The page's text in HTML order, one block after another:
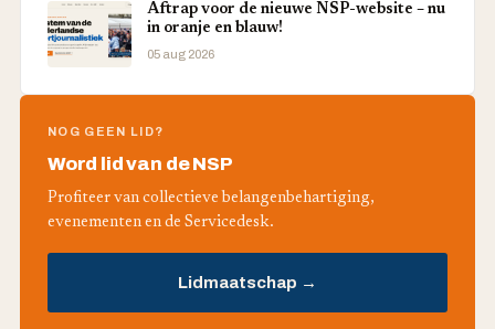
Aftrap voor de nieuwe NSP-website – nu
in oranje en blauw!
05 aug 2026
NOG GEEN LID?
Word lid van de NSP
Profiteer van collectieve belangenbehartiging,
evenementen en de Servicedesk.
Lidmaatschap →